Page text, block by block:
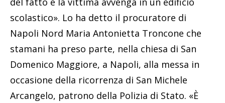
scolastico». Lo ha detto il procuratore di
Napoli Nord Maria Antonietta Troncone che
stamani ha preso parte, nella chiesa di San
Domenico Maggiore, a Napoli, alla messa in
occasione della ricorrenza di San Michele
Arcangelo, patrono della Polizia di Stato. «È